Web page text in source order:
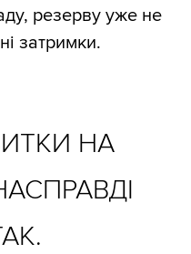
резерву уже не
затримки.
НА